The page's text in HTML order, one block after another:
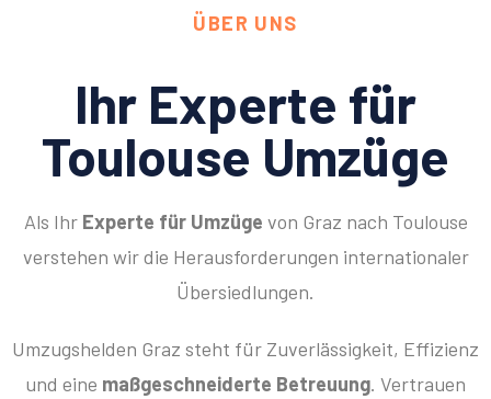
ÜBER UNS
Ihr Experte für
Toulouse Umzüge
Als Ihr Experte für Umzüge von Graz nach Toulouse
verstehen wir die Herausforderungen internationaler
Übersiedlungen.
Umzugshelden Graz steht für Zuverlässigkeit, Effizienz
und eine maßgeschneiderte Betreuung. Vertrauen